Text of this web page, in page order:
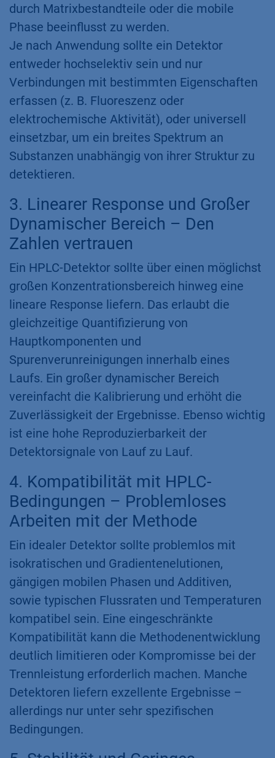
durch Matrixbestandteile oder die mobile
Phase beeinflusst zu werden.
Je nach Anwendung sollte ein Detektor
entweder hochselektiv sein und nur
Verbindungen mit bestimmten Eigenschaften
erfassen (z. B. Fluoreszenz oder
elektrochemische Aktivität), oder universell
einsetzbar, um ein breites Spektrum an
Substanzen unabhängig von ihrer Struktur zu
detektieren.​
3. Linearer Response und Großer
Dynamischer Bereich – Den
Zahlen vertrauen
Ein HPLC-Detektor sollte über einen möglichst
großen Konzentrationsbereich hinweg eine
lineare Response liefern. Das erlaubt die
gleichzeitige Quantifizierung von
Hauptkomponenten und
Spurenverunreinigungen innerhalb eines
Laufs. Ein großer dynamischer Bereich
vereinfacht die Kalibrierung und erhöht die
Zuverlässigkeit der Ergebnisse. Ebenso wichtig
ist eine hohe Reproduzierbarkeit der
Detektorsignale von Lauf zu Lauf.
4. Kompatibilität mit HPLC-
Bedingungen – Problemloses
Arbeiten mit der Methode
Ein idealer Detektor sollte problemlos mit
isokratischen und Gradientenelutionen,
gängigen mobilen Phasen und Additiven,
sowie typischen Flussraten und Temperaturen
kompatibel sein. Eine eingeschränkte
Kompatibilität kann die Methodenentwicklung
deutlich limitieren oder Kompromisse bei der
Trennleistung erforderlich machen. Manche
Detektoren liefern exzellente Ergebnisse –
allerdings nur unter sehr spezifischen
Bedingungen.